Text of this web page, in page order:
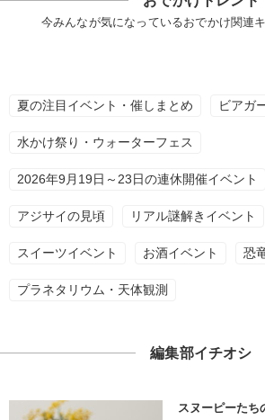
今みんなが気になっているおでかけ関連
夏の注目イベント・催しまとめ ビアガ
水かけ祭り・ウォーターフェス
2026年9月19日～23日の連休開催イベント
アジサイの見頃 リアル謎解きイベント
スイーツイベント お酒イベント 恐
プラネタリウム・天体観測
編集部イチオシ
スヌーピーたち